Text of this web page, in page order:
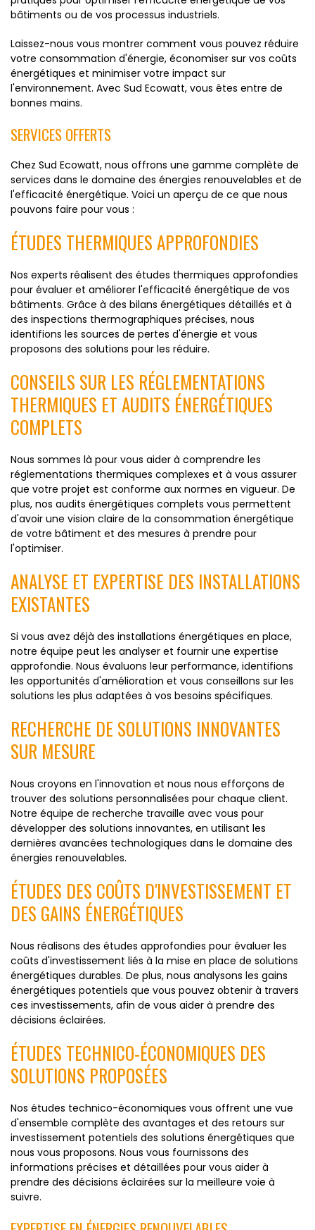
bâtiments ou de vos processus industriels.
Laissez-nous vous montrer comment vous pouvez réduire
votre consommation d'énergie, économiser sur vos coûts
énergétiques et minimiser votre impact sur
l'environnement. Avec Sud Ecowatt, vous êtes entre de
bonnes mains.
SERVICES OFFERTS
Chez Sud Ecowatt, nous offrons une gamme complète de
services dans le domaine des énergies renouvelables et de
l'efficacité énergétique. Voici un aperçu de ce que nous
pouvons faire pour vous :
ÉTUDES THERMIQUES APPROFONDIES
Nos experts réalisent des études thermiques approfondies
pour évaluer et améliorer l'efficacité énergétique de vos
bâtiments. Grâce à des bilans énergétiques détaillés et à
des inspections thermographiques précises, nous
identifions les sources de pertes d'énergie et vous
proposons des solutions pour les réduire.
CONSEILS SUR LES RÉGLEMENTATIONS
THERMIQUES ET AUDITS ÉNERGÉTIQUES
COMPLETS
Nous sommes là pour vous aider à comprendre les
réglementations thermiques complexes et à vous assurer
que votre projet est conforme aux normes en vigueur. De
plus, nos audits énergétiques complets vous permettent
d'avoir une vision claire de la consommation énergétique
de votre bâtiment et des mesures à prendre pour
l'optimiser.
ANALYSE ET EXPERTISE DES INSTALLATIONS
EXISTANTES
Si vous avez déjà des installations énergétiques en place,
notre équipe peut les analyser et fournir une expertise
approfondie. Nous évaluons leur performance, identifions
les opportunités d'amélioration et vous conseillons sur les
solutions les plus adaptées à vos besoins spécifiques.
RECHERCHE DE SOLUTIONS INNOVANTES
SUR MESURE
Nous croyons en l'innovation et nous nous efforçons de
trouver des solutions personnalisées pour chaque client.
Notre équipe de recherche travaille avec vous pour
développer des solutions innovantes, en utilisant les
dernières avancées technologiques dans le domaine des
énergies renouvelables.
ÉTUDES DES COÛTS D'INVESTISSEMENT ET
DES GAINS ÉNERGÉTIQUES
Nous réalisons des études approfondies pour évaluer les
coûts d'investissement liés à la mise en place de solutions
énergétiques durables. De plus, nous analysons les gains
énergétiques potentiels que vous pouvez obtenir à travers
ces investissements, afin de vous aider à prendre des
décisions éclairées.
ÉTUDES TECHNICO-ÉCONOMIQUES DES
SOLUTIONS PROPOSÉES
Nos études technico-économiques vous offrent une vue
d'ensemble complète des avantages et des retours sur
investissement potentiels des solutions énergétiques que
nous vous proposons. Nous vous fournissons des
informations précises et détaillées pour vous aider à
prendre des décisions éclairées sur la meilleure voie à
suivre.